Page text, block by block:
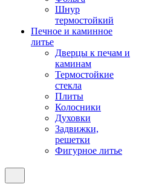
Шнур
термостойкий
Печное и каминное
литье
Дверцы к печам и
каминам
Термостойкие
стекла
Плиты
Колосники
Духовки
Задвижки,
решетки
Фигурное литье